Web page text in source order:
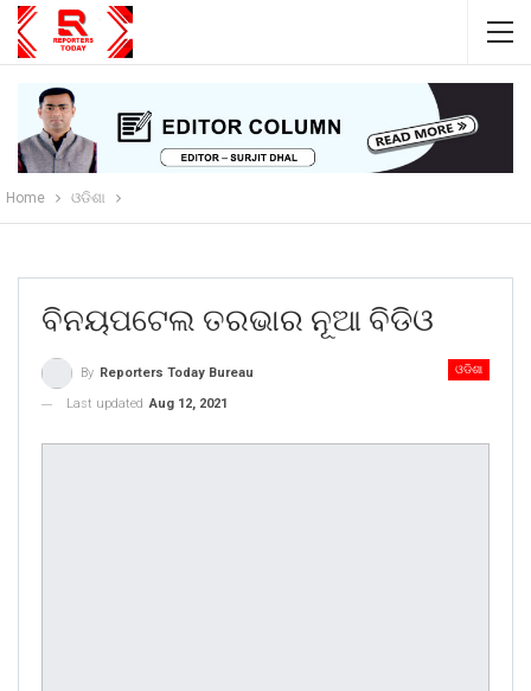
Home ଓଡିଶା
ବିନୟପଟେଲ ତରଭାର ନୂଆ ବିଡିଓ
ଓଡିଶା
By Reporters Today Bureau
Last updated Aug 12, 2021